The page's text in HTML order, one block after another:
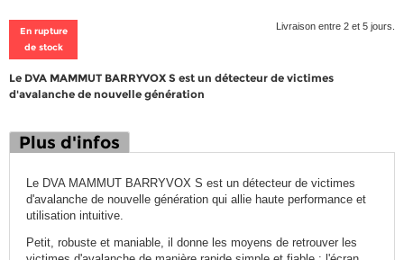
En rupture
de stock
Livraison entre 2 et 5 jours.
Le DVA MAMMUT BARRYVOX S est un détecteur de victimes
d'avalanche de nouvelle génération
Plus d'infos
Le DVA MAMMUT BARRYVOX S est un détecteur de victimes
d'avalanche de nouvelle génération qui allie haute performance et
utilisation intuitive.
Petit, robuste et maniable, il donne les moyens de retrouver les